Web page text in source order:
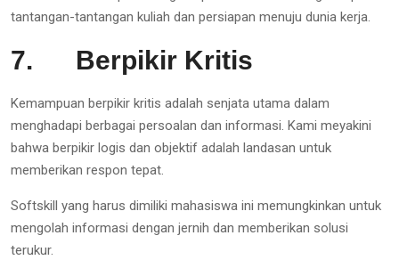
tantangan-tantangan kuliah dan persiapan menuju dunia kerja.
7. Berpikir Kritis
Kemampuan berpikir kritis adalah senjata utama dalam
menghadapi berbagai persoalan dan informasi. Kami meyakini
bahwa berpikir logis dan objektif adalah landasan untuk
memberikan respon tepat.
Softskill yang harus dimiliki mahasiswa ini memungkinkan untuk
mengolah informasi dengan jernih dan memberikan solusi
terukur.